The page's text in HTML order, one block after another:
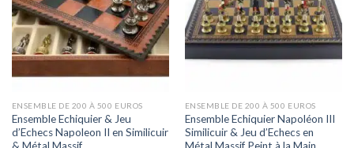
ENSEMBLE DE 200 À 500 EUROS
Ensemble Echiquier & Jeu
d’Echecs Napoleon II en Similicuir
& Métal Massif
ENSEMBLE DE 200 À 500 EUROS
Ensemble Echiquier Napoléon III
Similicuir & Jeu d’Echecs en
Métal Massif Peint à la Main